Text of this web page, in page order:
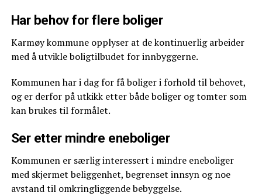
Har behov for flere boliger
Karmøy kommune opplyser at de kontinuerlig arbeider
med å utvikle boligtilbudet for innbyggerne.
Kommunen har i dag for få boliger i forhold til behovet,
og er derfor på utkikk etter både boliger og tomter som
kan brukes til formålet.
Ser etter mindre eneboliger
Kommunen er særlig interessert i mindre eneboliger
med skjermet beliggenhet, begrenset innsyn og noe
avstand til omkringliggende bebyggelse.